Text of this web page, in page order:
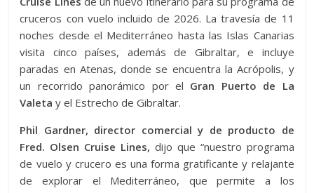
cruceros con vuelo incluido de 2026. La travesía de 11
noches desde el Mediterráneo hasta las Islas Canarias
visita cinco países, además de Gibraltar, e incluye
paradas en Atenas, donde se encuentra la Acrópolis, y
un recorrido panorámico por el Gran Puerto de La
Valeta y el Estrecho de Gibraltar.
Phil Gardner, director comercial y de producto de
Fred. Olsen Cruise Lines, dijo que “nuestro programa
de vuelo y crucero es una forma gratificante y relajante
de explorar el Mediterráneo, que permite a los